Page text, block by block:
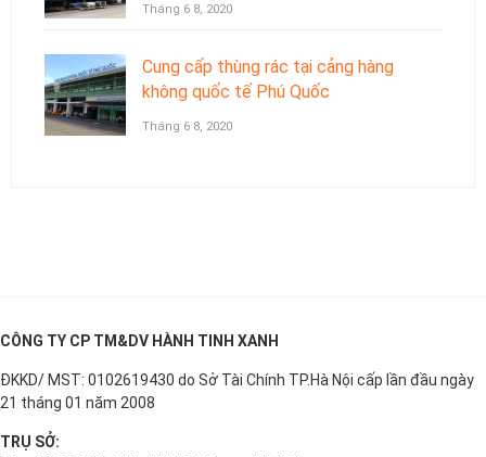
Tháng 6 8, 2020
Cung cấp thùng rác tại cảng hàng
không quốc tế Phú Quốc
Tháng 6 8, 2020
CÔNG TY CP TM&DV HÀNH TINH XANH
ĐKKD/ MST: 0102619430 do Sở Tài Chính TP.Hà Nội cấp lần đầu ngày
21 tháng 01 năm 2008
TRỤ SỞ: